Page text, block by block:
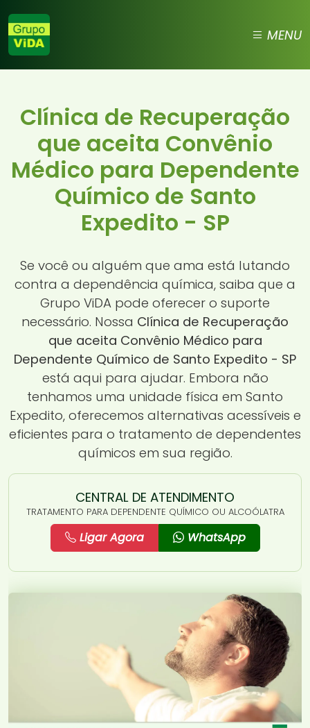
MENU
Clínica de Recuperação
que aceita Convênio
Médico para Dependente
Químico de Santo
Expedito - SP
Se você ou alguém que ama está lutando
contra a dependência química, saiba que a
Grupo ViDA pode oferecer o suporte
necessário. Nossa Clínica de Recuperação
que aceita Convênio Médico para
Dependente Químico de Santo Expedito - SP
está aqui para ajudar. Embora não
tenhamos uma unidade física em Santo
Expedito, oferecemos alternativas acessíveis e
eficientes para o tratamento de dependentes
químicos em sua região.
CENTRAL DE ATENDIMENTO
TRATAMENTO PARA DEPENDENTE QUÍMICO OU ALCOÓLATRA
Ligar Agora WhatsApp